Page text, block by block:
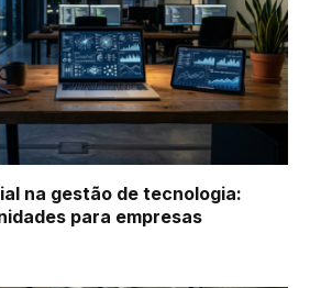
na gestão de tecnologia:
para empresas